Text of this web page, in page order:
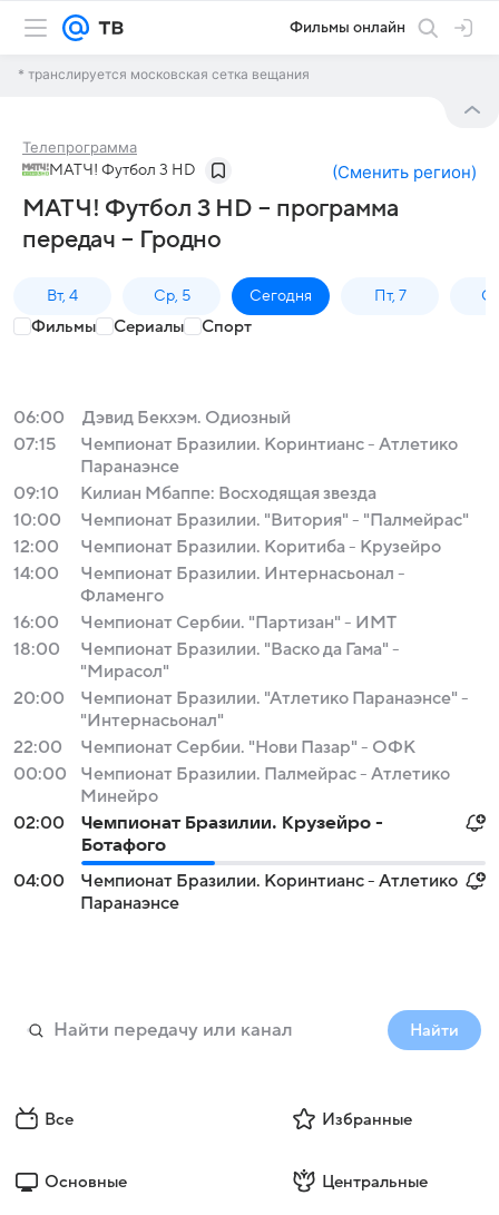
Фильмы онлайн
* транслируется московская сетка вещания
Телепрограмма
МАТЧ! Футбол 3 HD (Сменить регион)
МАТЧ! Футбол 3 HD – программа
передач – Гродно
Вт, 4 Ср, 5 Сегодня Пт, 7
Фильмы Сериалы Спорт
06:00
Дэвид Бекхэм. Одиозный
07:15
Чемпионат Бразилии. Коринтианс - Атлетико
Паранаэнсе
09:10
Килиан Мбаппе: Восходящая звезда
10:00
Чемпионат Бразилии. "Витория" - "Палмейрас"
12:00
Чемпионат Бразилии. Коритиба - Крузейро
14:00
Чемпионат Бразилии. Интернасьонал -
Фламенго
16:00
Чемпионат Сербии. "Партизан" - ИМТ
18:00
Чемпионат Бразилии. "Васко да Гама" -
"Мирасол"
20:00
Чемпионат Бразилии. "Атлетико Паранаэнсе" -
"Интернасьонал"
22:00
Чемпионат Сербии. "Нови Пазар" - ОФК
00:00
Чемпионат Бразилии. Палмейрас - Атлетико
Минейро
02:00
Чемпионат Бразилии. Крузейро -
Ботафого
04:00
Чемпионат Бразилии. Коринтианс - Атлетико
Паранаэнсе
Найти
Все Избранные
Основные Центральные